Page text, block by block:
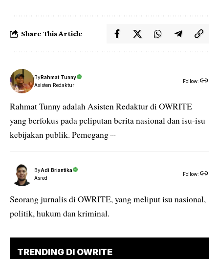
Share This Article
ByRahmat Tunny
Asisten Redaktur
Follow:
Rahmat Tunny adalah Asisten Redaktur di OWRITE
yang berfokus pada peliputan berita nasional dan isu-isu
kebijakan publik. Pemegang ···
ByAdi Briantika
Asred
Follow:
Seorang jurnalis di OWRITE, yang meliput isu nasional,
politik, hukum dan kriminal.
TRENDING DI OWRITE